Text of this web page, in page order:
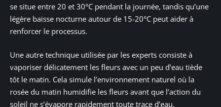
se situe entre 20 et 30°C pendant la journée, tandis qu’une
légère baisse nocturne autour de 15-20°C peut aider à
renforcer le processus.
Une autre technique utilisée par les experts consiste à
vaporiser délicatement les fleurs avec un peu d’eau tiède
tôt le matin. Cela simule l’environnement naturel où la
rosée du matin humidifie les fleurs avant que l’action du
soleil ne s’évapore rapidement toute trace d’eau.